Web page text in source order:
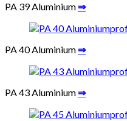
PA 39 Aluminium ⇒
PA 40 Aluminium ⇒
PA 43 Aluminium ⇒